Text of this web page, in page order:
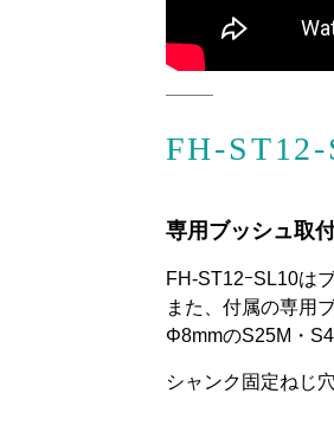
FH-ST12-
専用ブッシュ取
FH-ST12ｰSL10は
また、付属の専用
Φ8mmのS25M・
シャンク固定ねじ